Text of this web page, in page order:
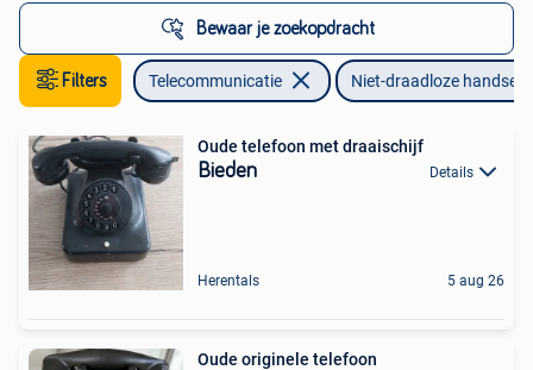
Bewaar je zoekopdracht
Filters Telecommunicatie Niet-draadloze handsets
Oude telefoon met draaischijf
Bieden Details
Herentals 5 aug 26
Oude originele telefoon